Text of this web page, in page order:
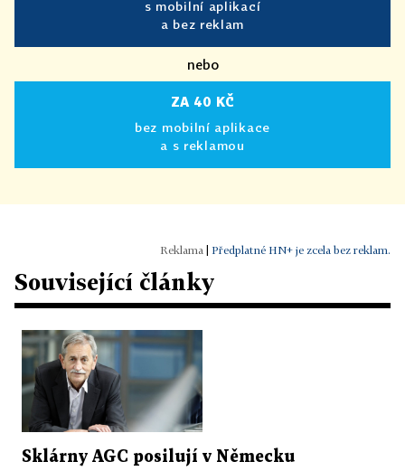
s mobilní aplikací
a bez reklam
nebo
ZA 40 KČ
bez mobilní aplikace
a s reklamou
Předplatné HN+ je zcela bez reklam.
Související články
Sklárny AGC posilují v Německu